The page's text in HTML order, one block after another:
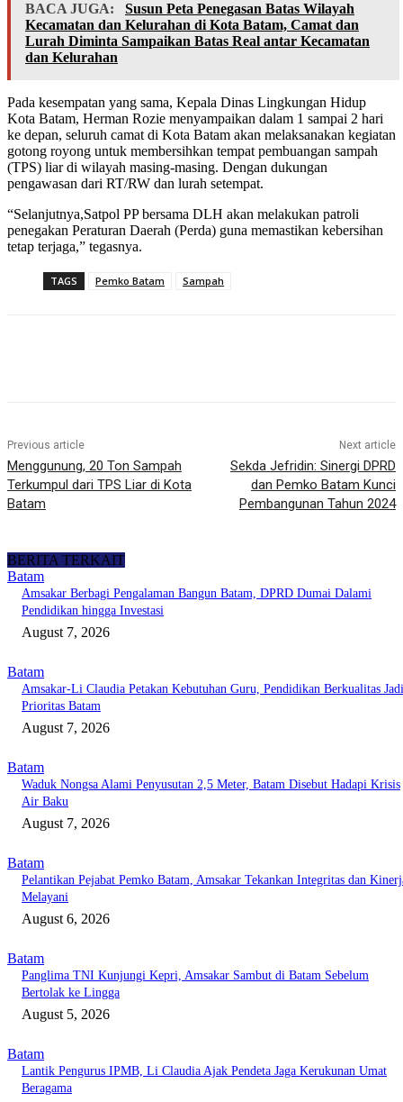
BACA JUGA:
Susun Peta Penegasan Batas Wilayah
Kecamatan dan Kelurahan di Kota Batam, Camat dan
Lurah Diminta Sampaikan Batas Real antar Kecamatan
dan Kelurahan
Pada kesempatan yang sama, Kepala Dinas Lingkungan Hidup
Kota Batam, Herman Rozie menyampaikan dalam 1 sampai 2 hari
ke depan, seluruh camat di Kota Batam akan melaksanakan kegiatan
gotong royong untuk membersihkan tempat pembuangan sampah
(TPS) liar di wilayah masing-masing. Dengan dukungan
pengawasan dari RT/RW dan lurah setempat.
“Selanjutnya,Satpol PP bersama DLH akan melakukan patroli
penegakan Peraturan Daerah (Perda) guna memastikan kebersihan
tetap terjaga,” tegasnya.
TAGS Pemko Batam Sampah
Previous article
Menggunung, 20 Ton Sampah
Terkumpul dari TPS Liar di Kota
Batam
Next article
Sekda Jefridin: Sinergi DPRD
dan Pemko Batam Kunci
Pembangunan Tahun 2024
BERITA TERKAIT
Batam
Amsakar Berbagi Pengalaman Bangun Batam, DPRD Dumai Dalami
Pendidikan hingga Investasi
August 7, 2026
Batam
Amsakar-Li Claudia Petakan Kebutuhan Guru, Pendidikan Berkualitas Jadi
Prioritas Batam
August 7, 2026
Batam
Waduk Nongsa Alami Penyusutan 2,5 Meter, Batam Disebut Hadapi Krisis
Air Baku
August 7, 2026
Batam
Pelantikan Pejabat Pemko Batam, Amsakar Tekankan Integritas dan
Melayani
August 6, 2026
Batam
Panglima TNI Kunjungi Kepri, Amsakar Sambut di Batam Sebelum
Bertolak ke Lingga
August 5, 2026
Batam
Lantik Pengurus IPMB, Li Claudia Ajak Pendeta Jaga Kerukunan Umat
Beragama